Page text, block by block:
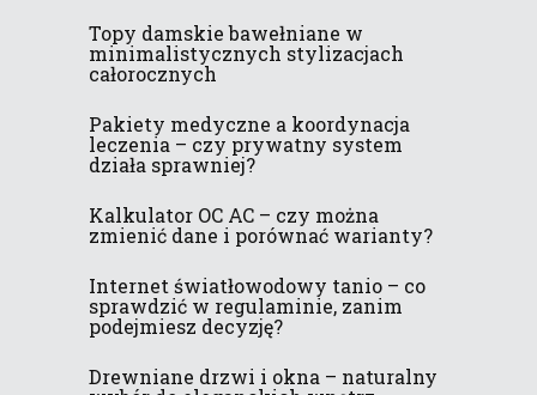
Topy damskie bawełniane w
minimalistycznych stylizacjach
całorocznych
Pakiety medyczne a koordynacja
leczenia – czy prywatny system
działa sprawniej?
Kalkulator OC AC – czy można
zmienić dane i porównać warianty?
Internet światłowodowy tanio – co
sprawdzić w regulaminie, zanim
podejmiesz decyzję?
Drewniane drzwi i okna – naturalny